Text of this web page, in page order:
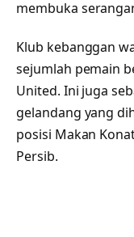
membuka
Klub kebanggan
sejumlah pemain
United. Ini juga
gelandang yang
posisi Makan
Persib.